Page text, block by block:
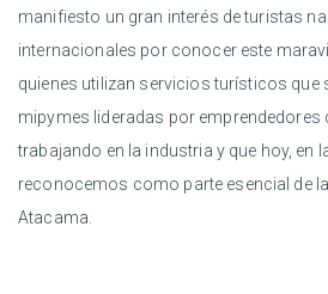
manifiesto un gran interés de turistas
internacionales por conocer este
quienes utilizan servicios turísticos que
mipymes lideradas por emprendedores
trabajando en la industria y que hoy, en
reconocemos como parte esencial de
Atacama.